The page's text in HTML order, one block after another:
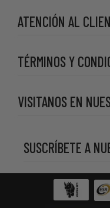
SUSCRÍBETE A
ATENCIÓN AL
TÉRMINOS Y
VISITANOS EN